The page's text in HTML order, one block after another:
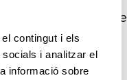
contingut i els
i analitzar el
informació sobre
online que realice